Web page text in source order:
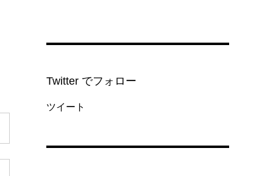
Twitter でフォロー
ツイート